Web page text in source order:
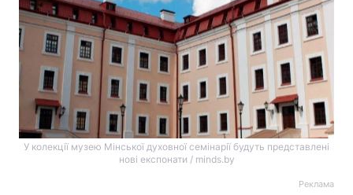
У колекції музею Мінської духовної семінарії будуть представлені
нові експонати / minds.by
Реклама